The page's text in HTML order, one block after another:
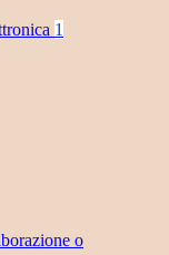
1
o